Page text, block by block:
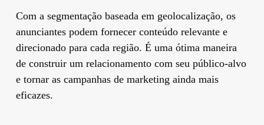
Com a segmentação baseada em geolocalização, os
anunciantes podem fornecer conteúdo relevante e
direcionado para cada região. É uma ótima maneira
de construir um relacionamento com seu público-alvo
e tornar as campanhas de marketing ainda mais
eficazes.